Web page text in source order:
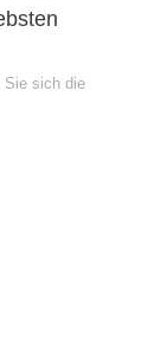
Sie sich die